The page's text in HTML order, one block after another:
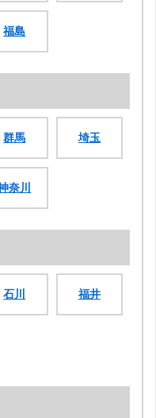
福島
群馬 埼玉
奈川
石川 福井